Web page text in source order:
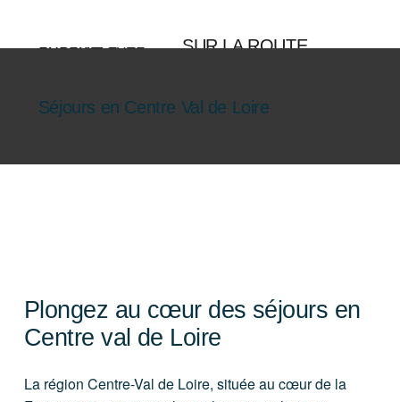
contenu
SUR LA ROUTE
Séjours en Centre Val de Loire
Plongez au cœur des séjours en
Centre val de Loire
La région Centre-Val de Loire, située au cœur de la